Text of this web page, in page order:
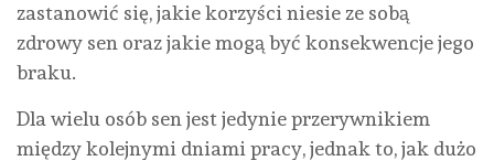
zastanowić się, jakie korzyści niesie ze sobą
zdrowy sen oraz jakie mogą być konsekwencje jego
braku.
Dla wielu osób sen jest jedynie przerywnikiem
między kolejnymi dniami pracy, jednak to, jak dużo